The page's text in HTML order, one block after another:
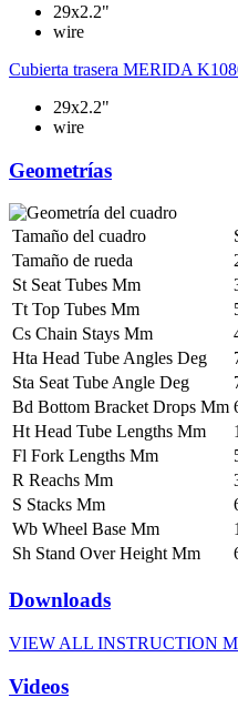
29x2.2"
wire
Cubierta trasera MERIDA
29x2.2"
wire
Geometrías
Tamaño del cuadro
Tamaño de rueda
St Seat Tubes Mm
Tt Top Tubes Mm
Cs Chain Stays Mm
Hta Head Tube Angles Deg
Sta Seat Tube Angle Deg
Bd Bottom Bracket Drops Mm
Ht Head Tube Lengths Mm
Fl Fork Lengths Mm
R Reachs Mm
S Stacks Mm
Wb Wheel Base Mm
Sh Stand Over Height Mm
Downloads
VIEW ALL INSTRUCTION
Videos